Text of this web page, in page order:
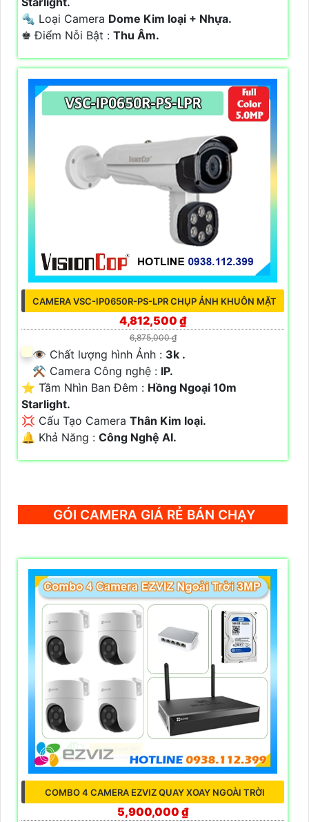
🔩 Loại Camera Dome Kim loại + Nhựa.
️♚ Điểm Nỗi Bật : Thu Âm.
CAMERA VSC-IP0650R-PS-LPR CHỤP ẢNH KHUÔN MẶT
4,812,500 ₫
6,875,000 ₫
👁 Chất lượng hình Ảnh : 3k .
⚒ Camera Công nghệ : IP.
⭐ Tầm Nhìn Ban Đêm : Hồng Ngoại 10m
Starlight.
💢 Cấu Tạo Camera Thân Kim loại.
️🔔 Khả Năng : Công Nghệ AI.
GÓI CAMERA GIÁ RẺ BÁN CHẠY
COMBO 4 CAMERA EZVIZ QUAY XOAY NGOÀI TRỜI
5,900,000 ₫